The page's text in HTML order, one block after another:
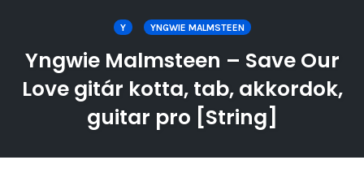
Y YNGWIE MALMSTEEN
Yngwie Malmsteen – Save Our
Love gitár kotta, tab, akkordok,
guitar pro [String]